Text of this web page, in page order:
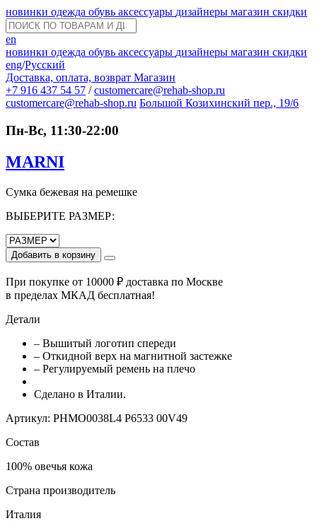
новинки одежда обувь аксессуары дизайнеры магазин скидки
en
новинки одежда обувь аксессуары дизайнеры магазин скидки
eng/Русский
Доставка, оплата, возврат Магазин
+7 916 437 54 57 / customercare@rehab-shop.ru
customercare@rehab-shop.ru Большой Козихинский пер., 19/6
Пн-Вс, 11:30-22:00
MARNI
Сумка бежевая на ремешке
ВЫБЕРИТЕ РАЗМЕР:
Добавить в корзину
При покупке от 10000 ₽ доставка по Москве
в пределах МКАД бесплатная!
Детали
– Вышитый логотип спереди
– Откидной верх на магнитной застежке
– Регулируемый ремень на плечо
Сделано в Италии.
Артикул: PHMO0038L4 P6533 00V49
Состав
100% овечья кожа
Страна производитель
Италия